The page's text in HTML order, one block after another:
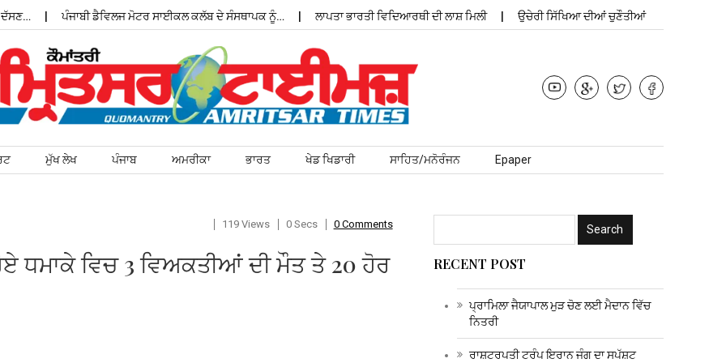
ਪੰਜਾਬੀ ਡੈਵਿਲਜ ਮੋਟਰ ਸਾਈਕਲ ਕਲੱਬ ਦੇ ਸੰਸਥਾਪਕ ਨੂੰ… ਲਾਪਤਾ ਭਾਰਤੀ ਵਿਦਿਆਰਥੀ ਦੀ ਲਾਸ਼ ਮਿਲੀ ਉਚੇਰੀ ਸਿੱਖਿਆ ਦੀਆਂ ਚੁਣੌਤੀਆਂ
ਮੁੱਖ ਲੇਖ ਪੰਜਾਬ ਅਮਰੀਕਾ ਭਾਰਤ ਖੇਡ ਖਿਡਾਰੀ ਸਾਹਿਤ/ਮਨੋਰੰਜਨ Epaper
119 Views 0 Secs 0 Comments
ਧਮਾਕੇ ਵਿਚ 3 ਵਿਅਕਤੀਆਂ ਦੀ ਮੌਤ ਤੇ 20 ਹੋਰ
RECENT POST
ਪ੍ਰਾਮਿਲਾ ਜੈਯਾਪਾਲ ਮੁੜ ਚੋਣ ਲਈ ਮੈਦਾਨ ਵਿੱਚ
ਨਿਤਰੀ
ਰਾਸ਼ਟਰਪਤੀ ਟਰੰਪ ਇਰਾਨ ਜੰਗ ਦਾ ਸਪੱਸ਼ਟ